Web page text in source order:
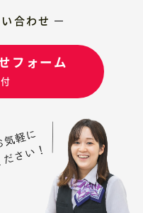
合わせ
フォーム